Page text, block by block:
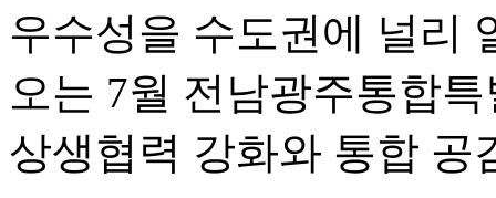
우수성을 수도권에 널리
오는 7월 전남광주통합
상생협력 강화와 통합 공